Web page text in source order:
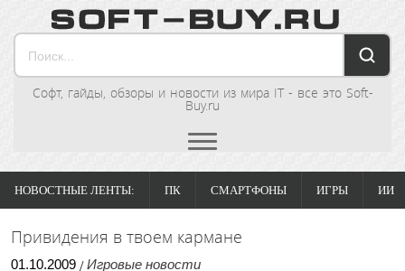
Софт, гайды, обзоры и новости из мира IT - все это Soft-
Buy.ru
НОВОСТНЫЕ ЛЕНТЫ: ПК СМАРТФОНЫ ИГРЫ ИИ
Привидения в твоем кармане
01.10.2009 / Игровые новости